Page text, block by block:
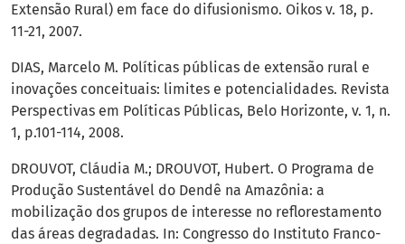
Extensão Rural) em face do difusionismo. Oikos v. 18, p.
11-21, 2007.
DIAS, Marcelo M. Políticas públicas de extensão rural e
inovações conceituais: limites e potencialidades. Revista
Perspectivas em Políticas Públicas, Belo Horizonte, v. 1, n.
1, p.101-114, 2008.
DROUVOT, Cláudia M.; DROUVOT, Hubert. O Programa de
Produção Sustentável do Dendê na Amazônia: a
mobilização dos grupos de interesse no reflorestamento
das áreas degradadas. In: Congresso do Instituto Franco-